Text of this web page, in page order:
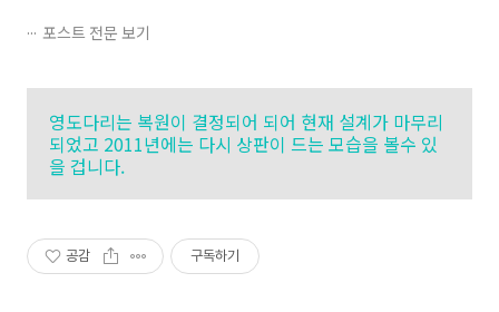
포스트 전문 보기
영도다리는 복원이 결정되어 되어 현재 설계가 마무리
되었고 2011년에는 다시 상판이 드는 모습을 볼수 있
을 겁니다.
공감 구독하기